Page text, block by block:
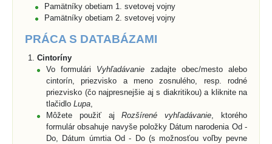
Pamätníky obetiam 1. svetovej vojny
Pamätníky obetiam 2. svetovej vojny
PRÁCA S DATABÁZAMI
Cintoríny
Vo formulári Vyhľadávanie zadajte obec/mesto alebo
cintorín, priezvisko a meno zosnulého, resp. rodné
priezvisko (čo najpresnejšie aj s diakritikou) a kliknite na
tlačidlo Lupa
Môžete použiť ajRozšírené vyhľadávanie , ktorého
formulár obsahuje navyše položky Dátum narodenia Od -
Do, Dátum úmrtia Od - Do (s možnosťou voľby pevne